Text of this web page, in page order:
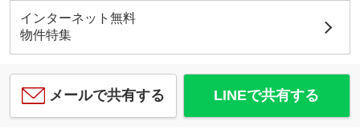
インターネット無料
物件特集
メールで共有する LINEで共有する